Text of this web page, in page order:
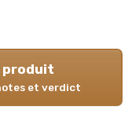
produit
et verdict